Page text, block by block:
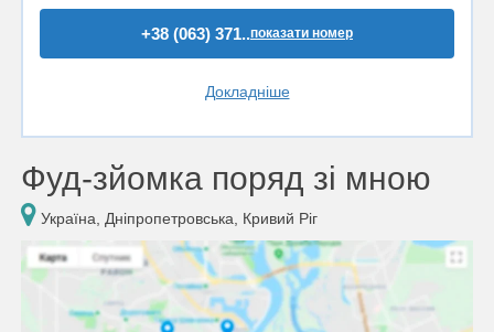
+38 (063) 371..показати номер
Докладніше
Фуд-зйомка поряд зі мною
Україна, Дніпропетровська, Кривий Ріг